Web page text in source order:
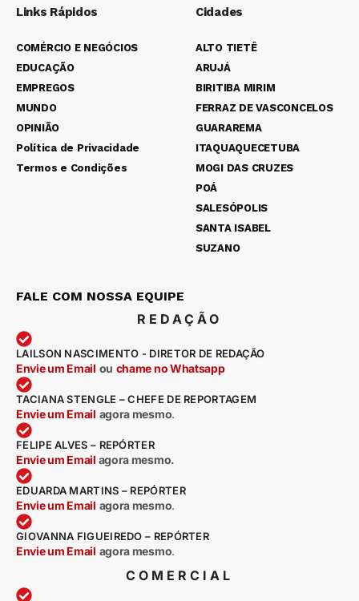
Links Rápidos
COMÉRCIO E NEGÓCIOS
EDUCAÇÃO
EMPREGOS
MUNDO
OPINIÃO
Política de Privacidade
Termos e Condições
Cidades
ALTO TIETÊ
ARUJÁ
BIRITIBA MIRIM
FERRAZ DE VASCONCELOS
GUARAREMA
ITAQUAQUECETUBA
MOGI DAS CRUZES
POÁ
SALESÓPOLIS
SANTA ISABEL
SUZANO
FALE COM NOSSA EQUIPE
REDAÇÃO
LAILSON NASCIMENTO - DIRETOR DE REDAÇÃO
Envie um Email ou chame no Whatsapp
TACIANA STENGLE – CHEFE DE REPORTAGEM
Envie um Email agora mesmo.
FELIPE ALVES – REPÓRTER
Envie um Email agora mesmo.
EDUARDA MARTINS – REPÓRTER
Envie um Email agora mesmo.
GIOVANNA FIGUEIREDO – REPÓRTER
Envie um Email agora mesmo.
COMERCIAL